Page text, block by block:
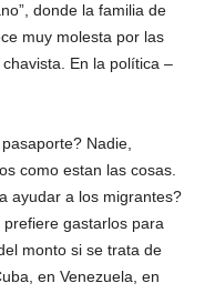
donde la familia de
muy molesta por las
En la política –
Nadie,
como estan las cosas.
ayudar a los migrantes?
gastarlos para
monto si se trata de
en Venezuela, en